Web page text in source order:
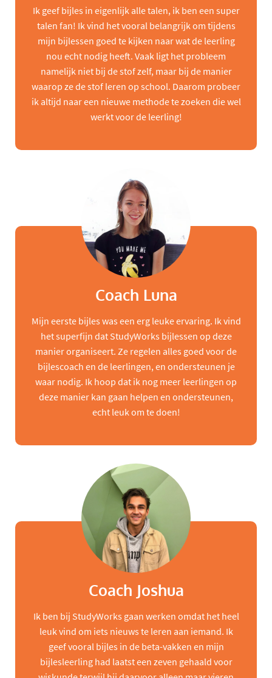
Ik geef bijles in eigenlijk alle talen, ik ben een super
talen fan! Ik vind het vooral belangrijk om tijdens
mijn bijlessen goed te kijken naar wat de leerling
nou echt nodig heeft. Vaak ligt het probleem
namelijk niet bij de stof zelf, maar bij de manier
waarop ze de stof leren op school. Daarom probeer
ik altijd naar een nieuwe methode te zoeken die wel
werkt voor de leerling!
Coach Luna
Mijn eerste bijles was een erg leuke ervaring. Ik vind
het superfijn dat StudyWorks bijlessen op deze
manier organiseert. Ze regelen alles goed voor de
bijlescoach en de leerlingen, en ondersteunen je
waar nodig. Ik hoop dat ik nog meer leerlingen op
deze manier kan gaan helpen en ondersteunen,
echt leuk om te doen!
Coach Joshua
Ik ben bij StudyWorks gaan werken omdat het heel
leuk vind om iets nieuws te leren aan iemand. Ik
geef vooral bijles in de beta-vakken en mijn
bijlesleerling had laatst een zeven gehaald voor